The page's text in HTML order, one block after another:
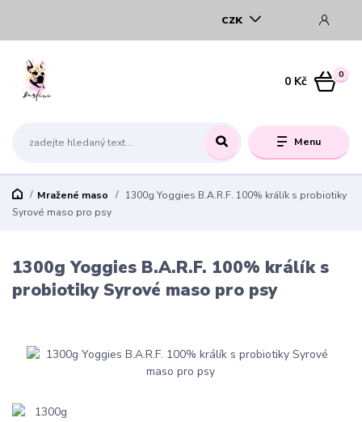
Menu
CZK
0
0 Kč
Mražené maso
1300g Yoggies B.A.R.F. 100% králík s probiotiky
Syrové maso pro psy
1300g Yoggies B.A.R.F. 100% králík s
probiotiky Syrové maso pro psy